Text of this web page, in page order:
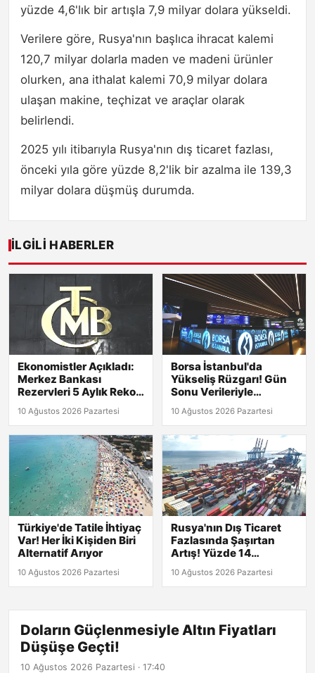
yüzde 4,6'lık bir artışla 7,9 milyar dolara yükseldi.
Verilere göre, Rusya'nın başlıca ihracat kalemi
120,7 milyar dolarla maden ve madeni ürünler
olurken, ana ithalat kalemi 70,9 milyar dolara
ulaşan makine, teçhizat ve araçlar olarak
belirlendi.
2025 yılı itibarıyla Rusya'nın dış ticaret fazlası,
önceki yıla göre yüzde 8,2'lik bir azalma ile 139,3
milyar dolara düşmüş durumda.
İLGILI HABERLER
Ekonomistler Açıkladı:
Merkez Bankası
Rezervleri 5 Aylık Rekor
Kırdı!
10 Ağustos 2026 Pazartesi
Borsa İstanbul'da
Yükseliş Rüzgarı! Gün
Sonu Verileriyle
Detaylar Burada!
10 Ağustos 2026 Pazartesi
Türkiye'de Tatile İhtiyaç
Var! Her İki Kişiden Biri
Alternatif Arıyor
10 Ağustos 2026 Pazartesi
Rusya'nın Dış Ticaret
Fazlasında Şaşırtan
Artış! Yüzde 14
10 Ağustos 2026 Pazartesi
Doların Güçlenmesiyle Altın Fiyatları
Düşüşe Geçti!
10 Ağustos 2026 Pazartesi · 17:40